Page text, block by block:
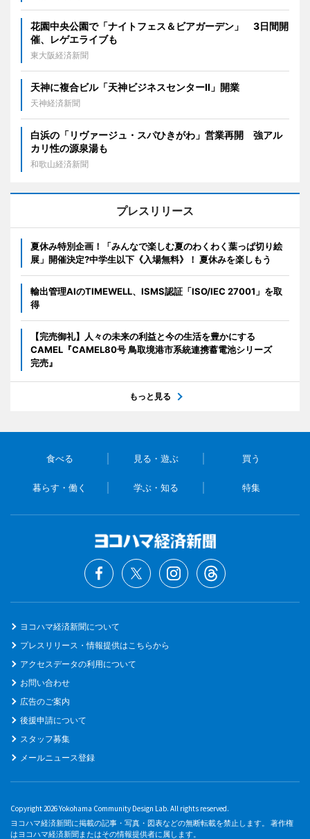
花園中央公園で「ナイトフェス＆ビアガーデン」 3日間開
催、レゲエライブも
東大阪経済新聞
天神に複合ビル「天神ビジネスセンターII」開業
天神経済新聞
白浜の「リヴァージュ・スパひきがわ」営業再開 強アル
カリ性の源泉湯も
和歌山経済新聞
プレスリリース
夏休み特別企画！「みんなで楽しむ夏のわくわく葉っぱ切り絵
展」開催決定?中学生以下《入場無料》！ 夏休みを楽しもう
輸出管理AIのTIMEWELL、ISMS認証「ISO/IEC 27001」を取
得
【完売御礼】人々の未来の利益と今の生活を豊かにする
CAMEL『CAMEL80号 鳥取境港市系統連携蓄電池シリーズ
完売』
もっと見る
食べる 見る・遊ぶ 買う
暮らす・働く 学ぶ・知る 特集
ヨコハマ経済新聞について
プレスリリース・情報提供はこちらから
アクセスデータの利用について
お問い合わせ
広告のご案内
後援申請について
スタッフ募集
メールニュース登録
Copyright 2026 Yokohama Community Design Lab. All rights reserved.
ヨコハマ経済新聞に掲載の記事・写真・図表などの無断転載を禁止します。 著作権
はヨコハマ経済新聞またはその情報提供者に属します。